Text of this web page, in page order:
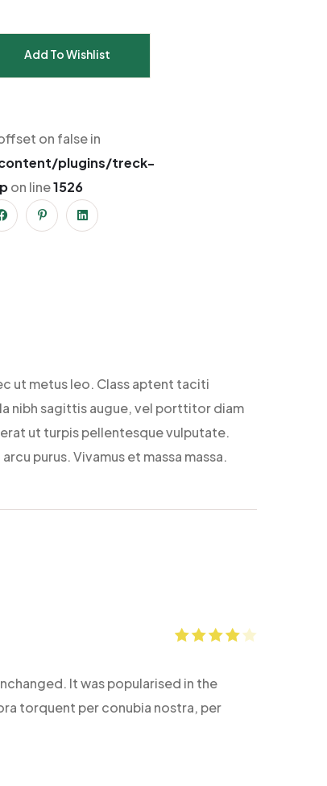
Add To Wishlist
on false in
plugins/treck-
on line1526
ut metus leo. Class aptent taciti
nibh sagittis augue, vel porttitor diam
ut turpis pellentesque vulputate.
purus. Vivamus et massa massa.
It was popularised in the
torquent per conubia nostra, per